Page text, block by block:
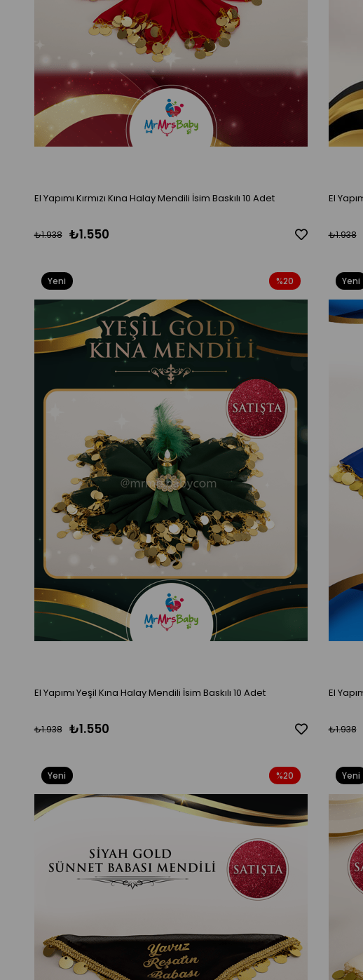
El Yapımı Kırmızı Kına Halay Mendili İsim Baskılı 10 Adet
₺1.550
₺1.938 ₺1.938
El Yapımı Yeşil Kına Halay Mendili İsim Baskılı 10 Adet
₺1.550
₺1.938
%20
Yeni
Ürün
₺1.938
Yeni
Ürün
%20
Yeni
Ürün
Yeni
Ürün